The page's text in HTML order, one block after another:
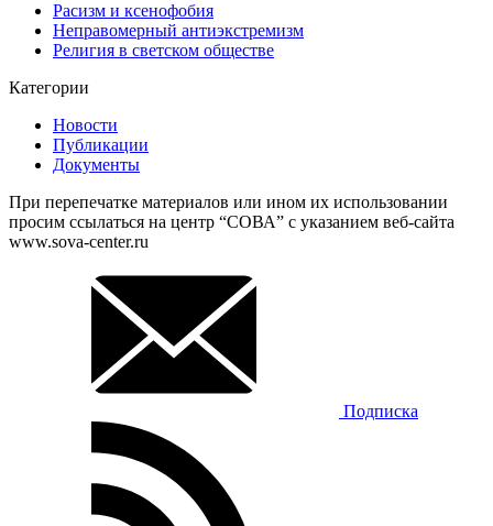
Расизм и ксенофобия
Неправомерный антиэкстремизм
Религия в светском обществе
Категории
Новости
Публикации
Документы
При перепечатке материалов или ином их использовании
просим ссылаться на центр “СОВА” с указанием веб-сайта
www.sova-center.ru
Подписка